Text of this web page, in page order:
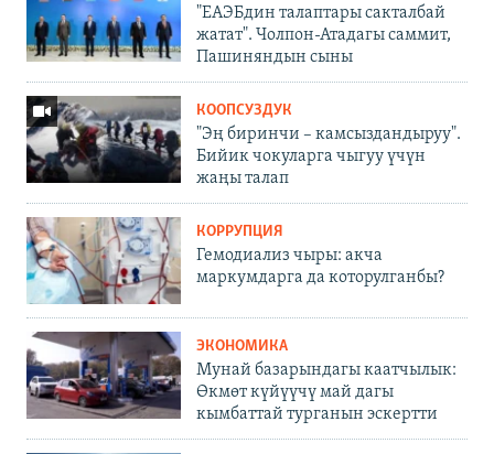
"ЕАЭБдин талаптары сакталбай
жатат". Чолпон-Атадагы саммит,
Пашиняндын сыны
КООПСУЗДУК
"Эң биринчи – камсыздандыруу".
Бийик чокуларга чыгуу үчүн
жаңы талап
КОРРУПЦИЯ
Гемодиализ чыры: акча
маркумдарга да которулганбы?
ЭКОНОМИКА
Мунай базарындагы каатчылык:
Өкмөт күйүүчү май дагы
кымбаттай турганын эскертти